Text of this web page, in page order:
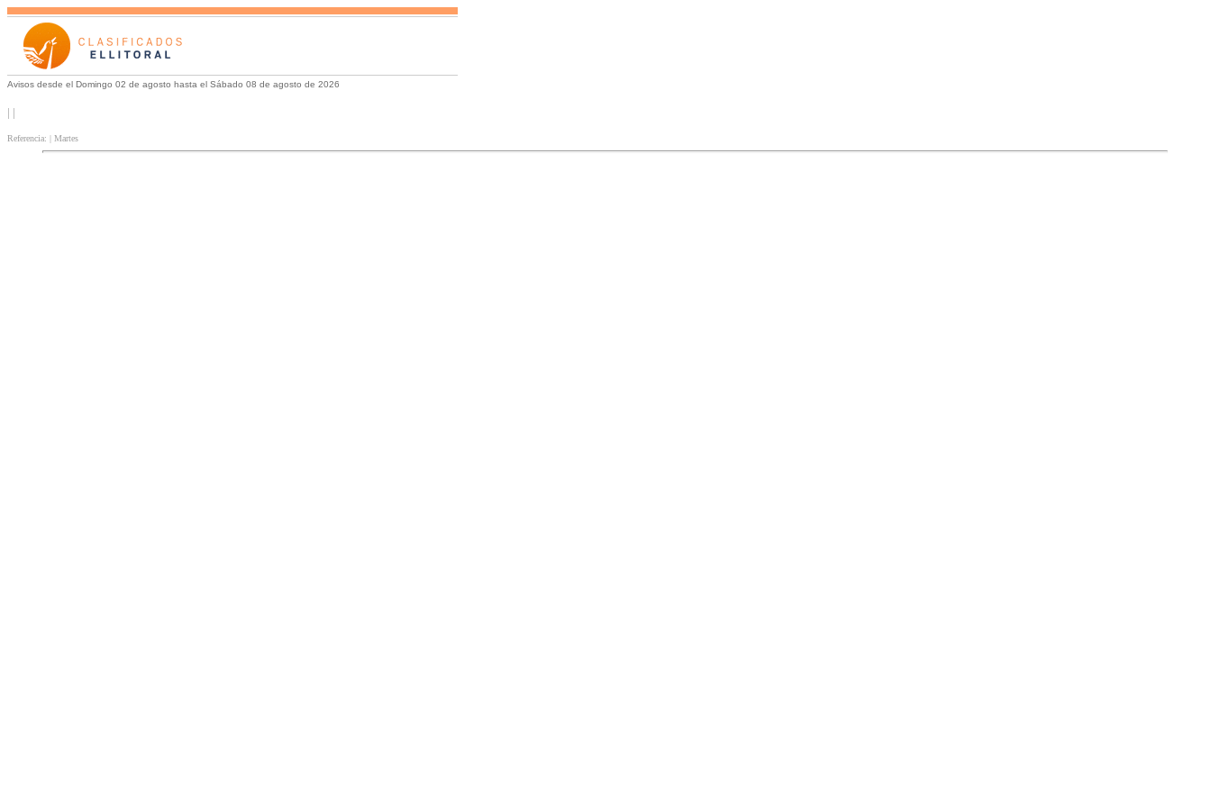
Avisos desde el Domingo 02 de agosto hasta el Sábado 08 de agosto de 2026
| |
Referencia: | Martes